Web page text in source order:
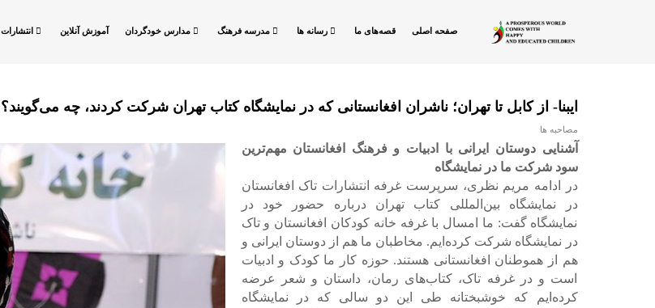
صفحه اصلی قصه‌های ما رسانه ها مدرسه فرهنگ مدارس خودگردان آموزش آنلاین انتشارات
ایبنا- از کابل تا تهران؛ ناشران افغانستانی که در نمایشگاه کتاب تهران شرکت کردند، چه می‌گویند؟
مصاحبه ها
آشنایی دوستان ایرانی با ادبیات و فرهنگ افغانستان مهم‌ترین
سود شرکت ما در نمایشگاه
در ادامه مریم نظری، سرپرست غرفه انتشارات تاک افغانستان
در نمایشگاه بین‌المللی کتاب تهران درباره حضور خود در
نمایشگاه گفت: ما امسال با غرفه خانه کودکان افغانستان و تاک
در نمایشگاه شرکت کرده‌ایم. مخاطبان ما هم از دوستان ایرانی و
هم از هموطنان افغانستانی هستند. حوزه کار ما کودک و ادبیات
است و در غرفه تاک، کتاب‌های رمان، داستان و شعر عرضه
کرده‌ایم که خوشبختانه طی این دو سالی که در نمایشگاه